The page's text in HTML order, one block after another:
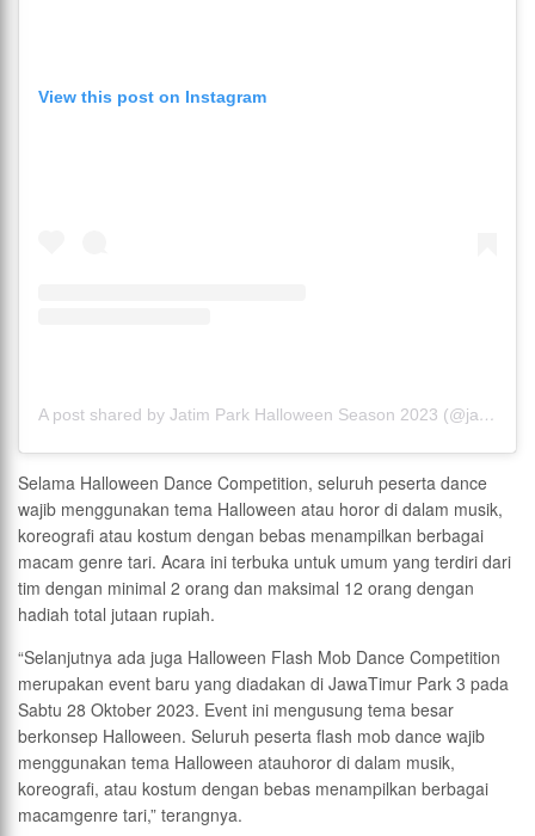
View this post on Instagram
A post shared by Jatim Park Halloween Season 2023 (@jatimparkhalloweenseason)
Selama Halloween Dance Competition, seluruh peserta dance
wajib menggunakan tema Halloween atau horor di dalam musik,
koreografi atau kostum dengan bebas menampilkan berbagai
macam genre tari. Acara ini terbuka untuk umum yang terdiri dari
tim dengan minimal 2 orang dan maksimal 12 orang dengan
hadiah total jutaan rupiah.
“Selanjutnya ada juga Halloween Flash Mob Dance Competition
merupakan event baru yang diadakan di JawaTimur Park 3 pada
Sabtu 28 Oktober 2023. Event ini mengusung tema besar
berkonsep Halloween. Seluruh peserta flash mob dance wajib
menggunakan tema Halloween atauhoror di dalam musik,
koreografi, atau kostum dengan bebas menampilkan berbagai
macamgenre tari,” terangnya.